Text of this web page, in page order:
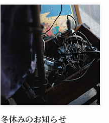
冬休みのお知らせ